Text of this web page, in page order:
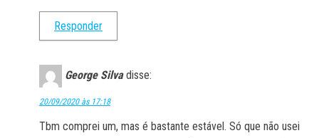
Responder
George Silva disse:
20/09/2020 às 17:18
Tbm comprei um, mas é bastante estável. Só que não usei